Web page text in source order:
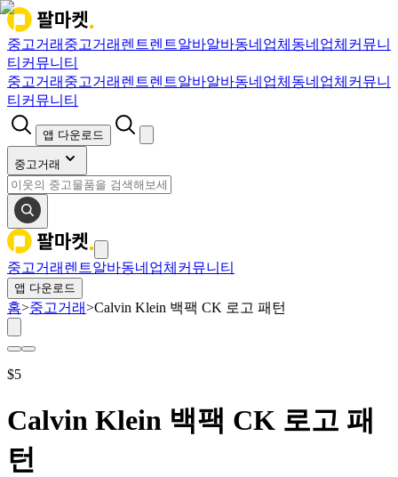
중고거래 중고거래 렌트렌트알바알바동네업체 동네업체 커뮤니
티 커뮤니티
중고거래 중고거래 렌트렌트알바알바동네업체 동네업체 커뮤니
티 커뮤니티
앱 다운로드
중고거래
중고거래 렌트알바동네업체 커뮤니티
앱 다운로드
홈>중고거래>Calvin Klein 백팩 CK 로고 패턴
$5
Calvin Klein 백팩 CK 로고 패
턴